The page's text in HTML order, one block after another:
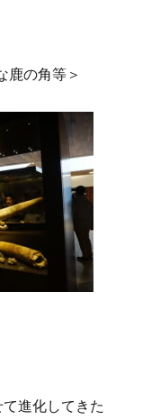
鹿の角等＞
進化してきた